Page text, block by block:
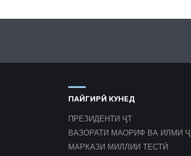
ПАЙГИРӢ КУНЕД
ПРЕЗИДЕНТИ ҶТ
ВАЗОРАТИ МАОРИФ ВА ИЛМИ
МАРКАЗИ МИЛЛИИ ТЕСТӢ